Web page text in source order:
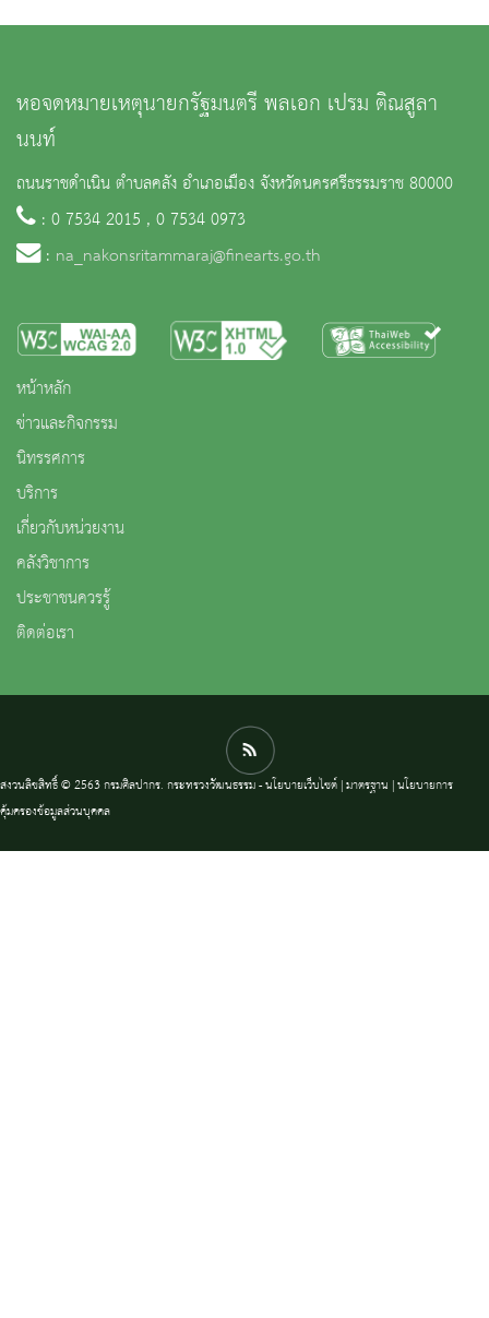
หอจดหมายเหตุนายกรัฐมนตรี พลเอก เปรม ติณสูลา
นนท์
ถนนราชดำเนิน ตำบลคลัง อำเภอเมือง จังหวัดนครศรีธรรมราช 80000
: 0 7534 2015 , 0 7534 0973
: na_nakonsritammaraj@finearts.go.th
หน้าหลัก
ข่าวและกิจกรรม
นิทรรศการ
บริการ
เกี่ยวกับหน่วยงาน
คลังวิชาการ
ประชาชนควรรู้
ติดต่อเรา
สงวนลิขสิทธิ์ © 2563 กรมศิลปากร. กระทรวงวัฒนธรรม -นโยบายเว็บไซต์|มาตรฐาน |นโยบายการ
คุ้มครองข้อมูลส่วนบุคคล